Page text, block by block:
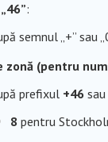
:
semnul „+” sau
zonă (pentru
prefixul +46 sau
8 pentru